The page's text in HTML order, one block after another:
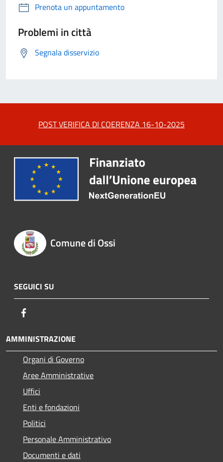
Prenota un appuntamento
Problemi in città
Segnala disservizio
POST VERIFICA DI COERENZA 16-10-2025
Comune di Ossi
SEGUICI SU
AMMINISTRAZIONE
Organi di Governo
Aree Amministrative
Uffici
Enti e fondazioni
Politici
Personale Amministrativo
Documenti e dati